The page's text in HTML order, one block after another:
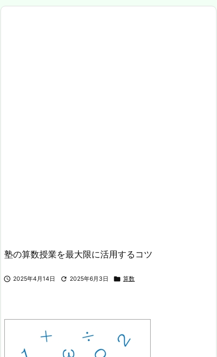
塾の算数授業を最大限に活用するコツ
 2025年4月14日  2025年6月3日  算数